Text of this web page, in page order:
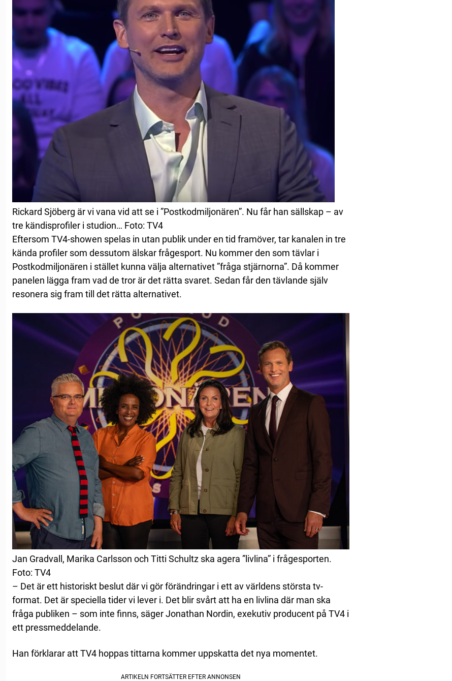
Rickard Sjöberg är vi vana vid att se i ”Postkodmiljonären”. Nu får han sällskap – av
tre kändisprofiler i studion… Foto: TV4
Eftersom TV4-showen spelas in utan publik under en tid framöver, tar kanalen in tre
kända profiler som dessutom älskar frågesport. Nu kommer den som tävlar i
Postkodmiljonären i stället kunna välja alternativet ”fråga stjärnorna”. Då kommer
panelen lägga fram vad de tror är det rätta svaret. Sedan får den tävlande själv
resonera sig fram till det rätta alternativet.
Jan Gradvall, Marika Carlsson och Titti Schultz ska agera ”livlina” i frågesporten.
Foto: TV4
– Det är ett historiskt beslut där vi gör förändringar i ett av världens största tv-
format. Det är speciella tider vi lever i. Det blir svårt att ha en livlina där man ska
fråga publiken – som inte finns, säger Jonathan Nordin, exekutiv producent på TV4 i
ett pressmeddelande.
Han förklarar att TV4 hoppas tittarna kommer uppskatta det nya momentet.